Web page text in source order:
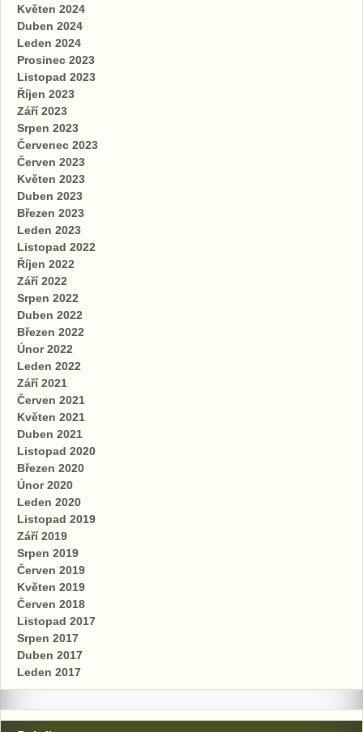
Květen 2024
Duben 2024
Leden 2024
Prosinec 2023
Listopad 2023
Říjen 2023
Září 2023
Srpen 2023
Červenec 2023
Červen 2023
Květen 2023
Duben 2023
Březen 2023
Leden 2023
Listopad 2022
Říjen 2022
Září 2022
Srpen 2022
Duben 2022
Březen 2022
Únor 2022
Leden 2022
Září 2021
Červen 2021
Květen 2021
Duben 2021
Listopad 2020
Březen 2020
Únor 2020
Leden 2020
Listopad 2019
Září 2019
Srpen 2019
Červen 2019
Květen 2019
Červen 2018
Listopad 2017
Srpen 2017
Duben 2017
Leden 2017